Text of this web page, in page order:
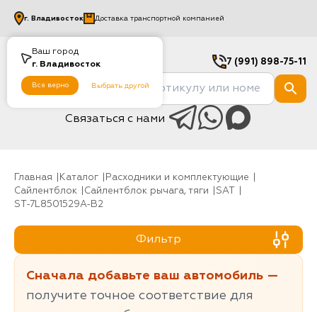
Ваш город
г. Владивосток
Все верно Выбрать другой
г. Владивосток Доставка транспортной компанией
7 (991) 898-75-11
Связаться с нами
Главная Каталог
Расходники и комплектующие
Сайлентблок
Сайлентблок рычага, тяги
SAT
ST-7L8501529A-B2
Фильтр
Сначала добавьте ваш автомобиль —
получите точное соответствие для